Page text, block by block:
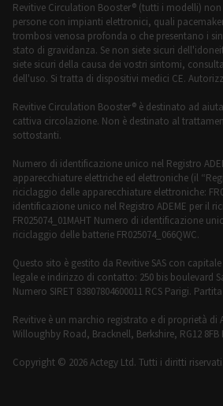
Revitive Circulation Booster® (tutti i modelli) non
persone con impianti elettronici, quali
trombosi venosa profonda o che presentano i
stato di gravidanza. Se non siete sicuri
siete sicuri della causa dei vostri sintomi,
dell'uso. Si tratta di dispositivi medici CE.
Revitive Circulation Booster® è destinato ad
cattiva circolazione. Non è destinato al
sottostanti.
Numero di identificazione unico nel Registro
apparecchiature elettriche ed elettroniche (il
riciclaggio delle apparecchiature elettroniche:
identificazione unico nel Registro ADEME per il
FR025074_01MAHT Numero di identificazione
riciclaggio delle batterie FR025074_066QWC.
Questo sito è gestito da Revitive SAS con capitale
legale e indirizzo di contatto: 250 bis boulevard
Numero SIRET 83807804600011 RCS Parigi. Partita
Revitive è un marchio registrato e di proprietà di
Willoughby Road, Bracknell, Berkshire, RG12
Copyright © 2026 Actegy Ltd. Tutti i diritti riservati.